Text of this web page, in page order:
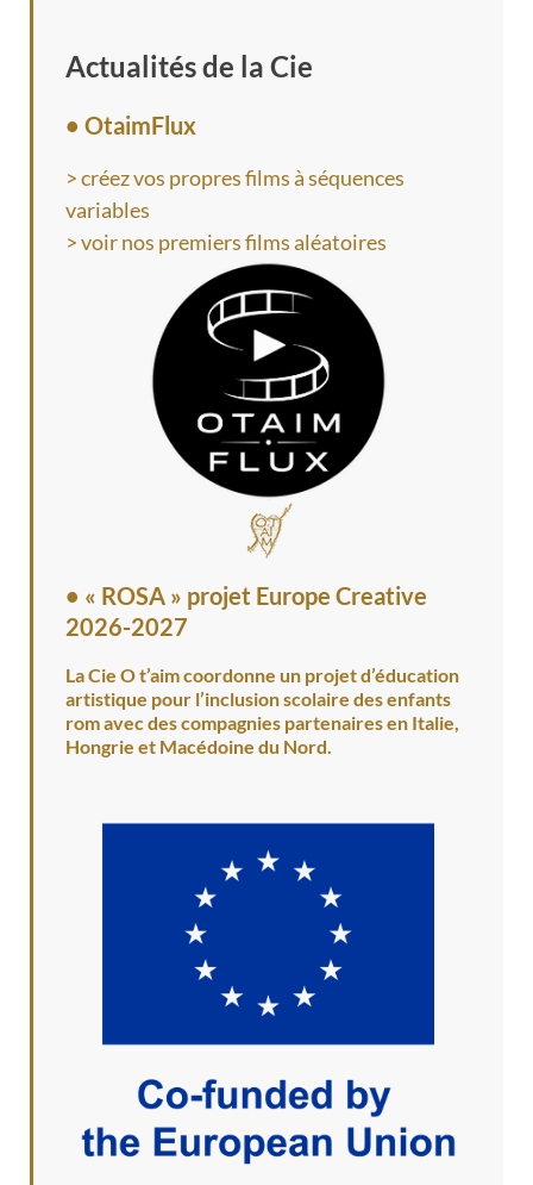
Actualités de la Cie
• OtaimFlux
> créez vos propres films à séquences
variables
> voir nos premiers films aléatoires
• « ROSA » projet Europe Creative
2026-2027
La Cie O t’aim coordonne un projet d’éducation
artistique pour l’inclusion scolaire des enfants
rom avec des compagnies partenaires en Italie,
Hongrie et Macédoine du Nord.